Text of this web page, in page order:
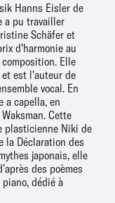
Hanns Eisler de
a pu travailler
Schäfer et
d'harmonie au
Elle
est l'auteur de
vocal. En
a capella, en
Cette
plasticienne Niki de
la Déclaration des
japonais, elle
des poèmes
dédié à